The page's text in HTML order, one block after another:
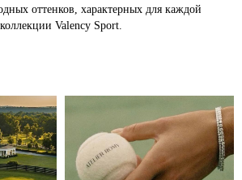
оттенков, характерных для каждой
коллекции Valency Sport.
повязки
рассылку